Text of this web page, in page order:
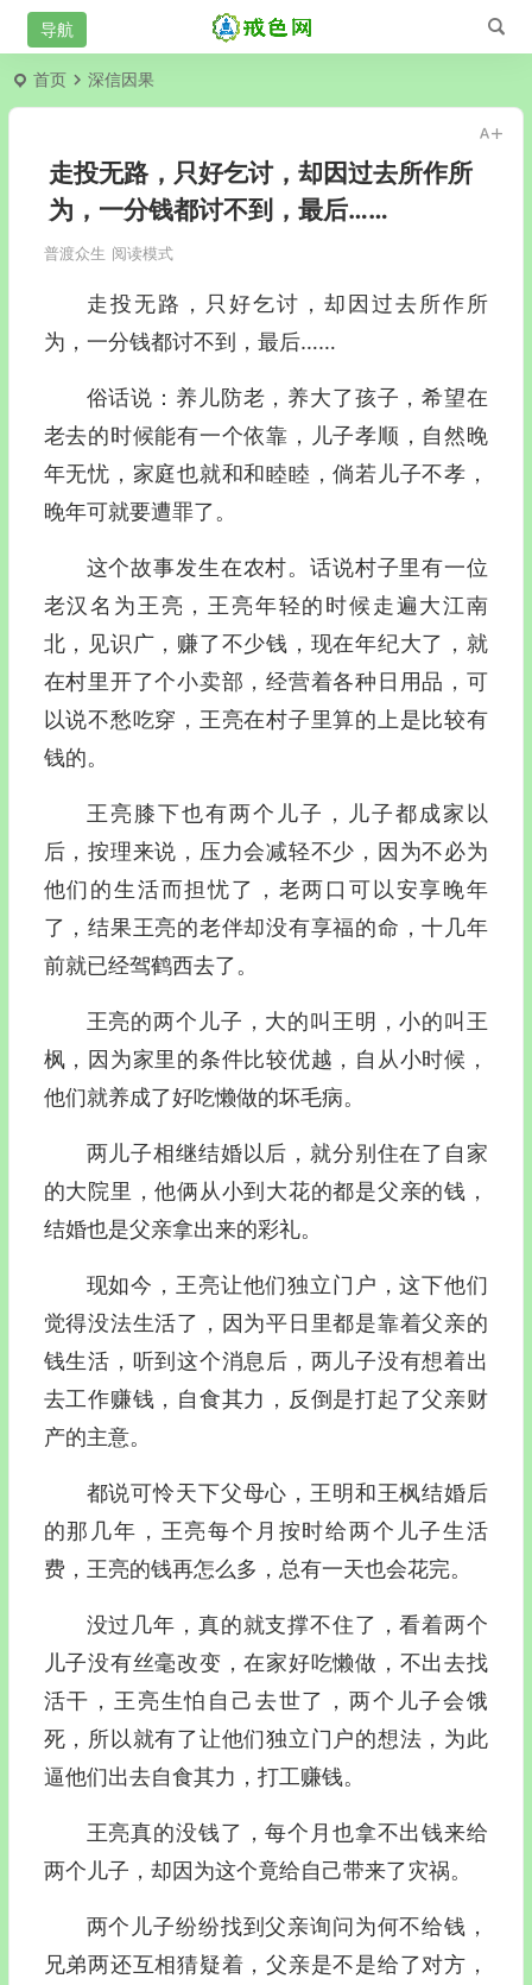
首页 深信因果
走投无路，只好乞讨，却因过去所作所
为，一分钱都讨不到，最后……
普渡众生 阅读模式
走投无路，只好乞讨，却因过去所作所
为，一分钱都讨不到，最后……
俗话说：养儿防老，养大了孩子，希望在
老去的时候能有一个依靠，儿子孝顺，自然晚
年无忧，家庭也就和和睦睦，倘若儿子不孝，
晚年可就要遭罪了。
这个故事发生在农村。话说村子里有一位
老汉名为王亮，王亮年轻的时候走遍大江南
北，见识广，赚了不少钱，现在年纪大了，就
在村里开了个小卖部，经营着各种日用品，可
以说不愁吃穿，王亮在村子里算的上是比较有
钱的。
王亮膝下也有两个儿子，儿子都成家以
后，按理来说，压力会减轻不少，因为不必为
他们的生活而担忧了，老两口可以安享晚年
了，结果王亮的老伴却没有享福的命，十几年
前就已经驾鹤西去了。
王亮的两个儿子，大的叫王明，小的叫王
枫，因为家里的条件比较优越，自从小时候，
他们就养成了好吃懒做的坏毛病。
两儿子相继结婚以后，就分别住在了自家
的大院里，他俩从小到大花的都是父亲的钱，
结婚也是父亲拿出来的彩礼。
现如今，王亮让他们独立门户，这下他们
觉得没法生活了，因为平日里都是靠着父亲的
钱生活，听到这个消息后，两儿子没有想着出
去工作赚钱，自食其力，反倒是打起了父亲财
产的主意。
都说可怜天下父母心，王明和王枫结婚后
的那几年，王亮每个月按时给两个儿子生活
费，王亮的钱再怎么多，总有一天也会花完。
没过几年，真的就支撑不住了，看着两个
儿子没有丝毫改变，在家好吃懒做，不出去找
活干，王亮生怕自己去世了，两个儿子会饿
死，所以就有了让他们独立门户的想法，为此
逼他们出去自食其力，打工赚钱。
王亮真的没钱了，每个月也拿不出钱来给
两个儿子，却因为这个竟给自己带来了灾祸。
两个儿子纷纷找到父亲询问为何不给钱，
兄弟两还互相猜疑着，父亲是不是给了对方，